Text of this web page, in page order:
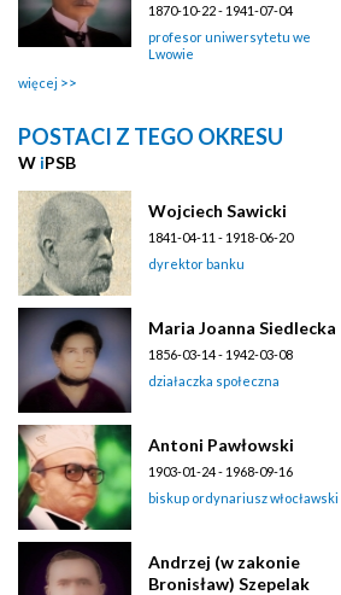
1870-10-22 - 1941-07-04
profesor uniwersytetu we
Lwowie
więcej
POSTACI Z TEGO OKRESU
W iPSB
Wojciech Sawicki
1841-04-11 - 1918-06-20
dyrektor banku
Maria Joanna Siedlecka
1856-03-14 - 1942-03-08
działaczka społeczna
Antoni Pawłowski
1903-01-24 - 1968-09-16
biskup ordynariusz włocławski
Andrzej (w zakonie
Bronisław) Szepelak